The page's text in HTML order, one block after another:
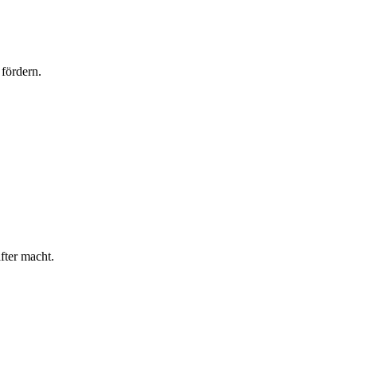
macht.